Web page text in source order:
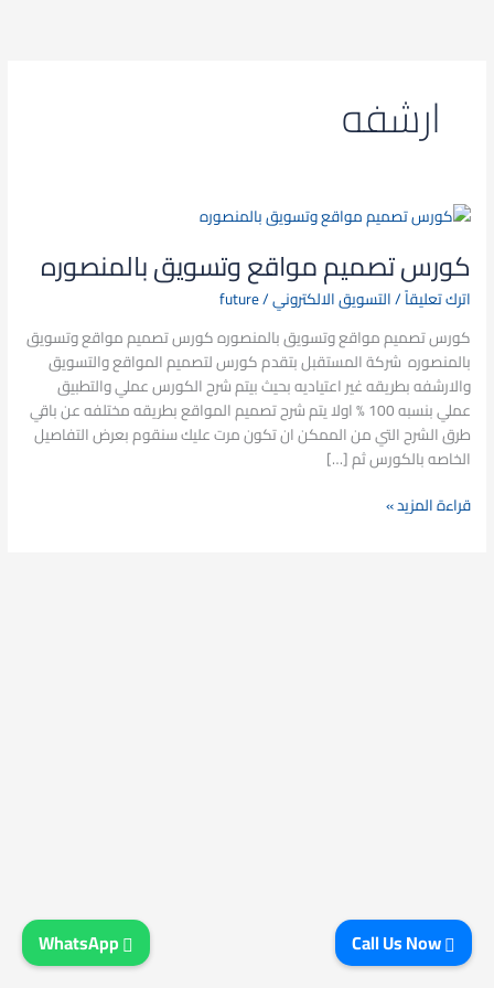
ارشفه
كورس تصميم مواقع وتسويق بالمنصوره
اترك تعليقاً/التسويق الالكتروني/
future
كورس تصميم مواقع وتسويق بالمنصوره كورس تصميم مواقع وتسويق
بالمنصوره شركة المستقبل بتقدم كورس لتصميم المواقع والتسويق
والارشفه بطريقه غير اعتياديه بحيث بيتم شرح الكورس عملي والتطبيق
عملي بنسبه 100 % اولا يتم شرح تصميم المواقع بطريقه مختلفه عن باقي
طرق الشرح التي من الممكن ان تكون مرت عليك سنقوم بعرض التفاصيل
الخاصه بالكورس ثم […]
كورس
مواقع
وتسويق
بالمنصوره
قراءة المزيد »